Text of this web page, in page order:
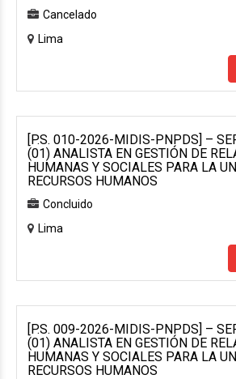
Cancelado
Lima
[P.S. 010-2026-MIDIS-PNPDS] –
(01) ANALISTA EN GESTIÓN DE
HUMANAS Y SOCIALES PARA LA
RECURSOS HUMANOS
Concluido
Lima
[P.S. 009-2026-MIDIS-PNPDS] –
(01) ANALISTA EN GESTIÓN DE
HUMANAS Y SOCIALES PARA LA
RECURSOS HUMANOS